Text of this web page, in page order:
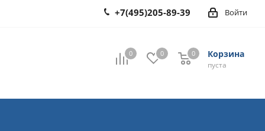
Войти
+7(495)205-89-39
0 0 Корзина
0
пуста
0